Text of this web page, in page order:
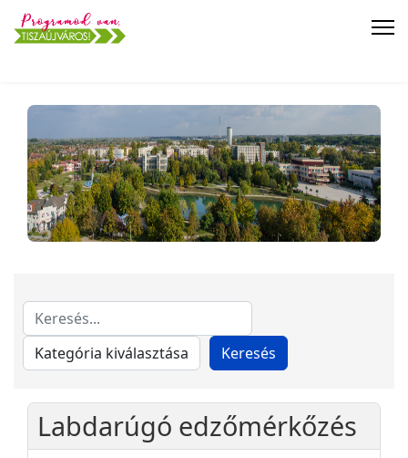
Labdarúgó edzőmérkőzés